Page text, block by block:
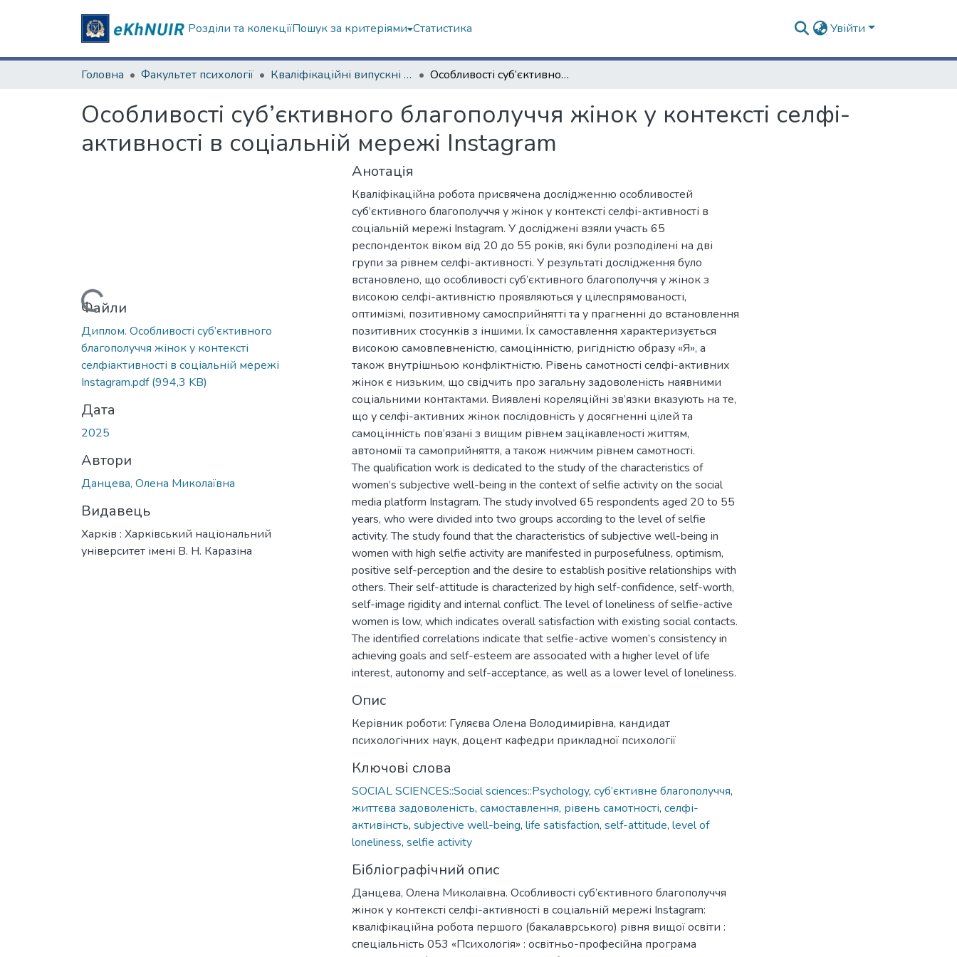
Розділи та колекціїПошук за критеріями Статистика Увійти
Головна Факультет психології Кваліфікаційні випускні роботи бакалаврів. Факультет психології Особливості суб’єктивного благополуччя жінок у контексті селфі-активності в соціальній мережі Instagram
Особливості суб’єктивного благополуччя жінок у контексті селфі-
активності в соціальній мережі Instagram
Вантажиться...Файли
Диплом. Особливості суб’єктивного
благополуччя жінок у контексті
селфіактивності в соціальній мережі
Instagram.pdf(994,3 KB)
Дата
2025
Автори
Данцева, Олена Миколаївна
Видавець
Харків : Харківський національний
університет імені В. Н. Каразіна
Анотація
Кваліфікаційна робота присвячена дослідженню особливостей
суб’єктивного благополуччя у жінок у контексті селфі-активності в
соціальній мережі Instagram. У досліджені взяли участь 65
респонденток віком від 20 до 55 років, які були розподілені на дві
групи за рівнем селфі-aктивності. У результаті дослідження було
встановлено, що особливості суб’єктивного благополуччя у жінок з
високою селфі-активністю проявляються у цілеспрямованості,
оптимізмі, позитивному самосприйнятті та у прагненні до встановлення
позитивних стосунків з іншими. Їх самоставлення характеризується
високою самовпевненістю, самоцінністю, ригідністю образу «Я», а
також внутрішньою конфліктністю. Рівень самотності селфі-активних
жінок є низьким, що свідчить про загальну задоволеність наявними
соціальними контактами. Виявлені кореляційні зв’язки вказують на те,
що у селфі-активних жінок послідовність у досягненні цілей та
самоцінність пов’язані з вищим рівнем зацікавленості життям,
автономії та cамоприйняття, а також нижчим рівнем самотності.
The qualification work is dedicated to the study of the characteristics of
women’s subjective well-being in the context of selfie activity on the social
media platform Instagram. The study involved 65 respondents aged 20 to 55
years, who were divided into two groups according to the level of selfie
activity. The study found that the characteristics of subjective well-being in
women with high selfie activity are manifested in purposefulness, optimism,
positive self-perception and the desire to establish positive relationships with
others. Their self-attitude is characterized by high self-confidence, self-worth,
self-image rigidity and internal conflict. The level of loneliness of selfie-active
women is low, which indicates overall satisfaction with existing social contacts.
The identified correlations indicate that selfie-active women’s consistency in
achieving goals and self-esteem are associated with a higher level of life
interest, autonomy and self-acceptance, as well as a lower level of loneliness.
Опис
Керівник роботи: Гуляєва Олена Володимирівна, кандидат
психологічних наук, доцент кафедри прикладної психології
Ключові слова
SOCIAL SCIENCES::Social sciences::Psychology, суб’єктивне благополуччя,
життєва задоволеність, самоставлення, рівень самотності, селфі-
активінсть, subjective well-being, life satisfaction, self-attitude, level of
loneliness, selfie activity
Бібліографічний опис
Данцева, Олена Миколаївна. Особливості суб’єктивного благополуччя
жінок у контексті селфі-активності в соціальній мережі Instagram:
кваліфікаційна робота першого (бакалаврського) рівня вищої освіти :
спеціальність 053 «Психологія» : освітньо-професійна програма